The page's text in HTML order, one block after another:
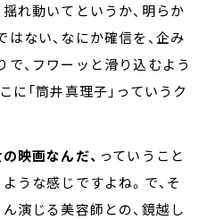
れ動いてというか、明らか
ない、なにか確信を、企み
、フワーッと滑り込むよう
に「筒井真理子」っていうク
映画なんだ、 っていうこと
うな感じですよね。で、そ
演じる美容師との、鏡越し